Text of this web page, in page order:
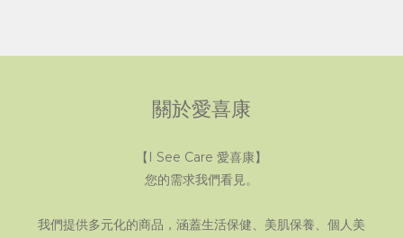
關於愛喜康
【I See Care 愛喜康】
您的需求我們看見。
我們提供多元化的商品，涵蓋生活保健、美肌保養、個人美